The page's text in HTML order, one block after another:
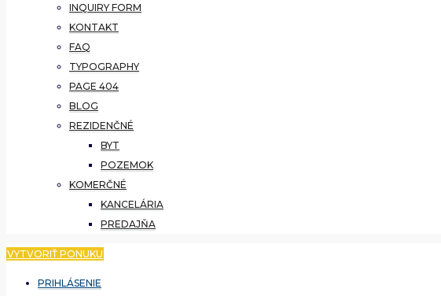
INQUIRY FORM
KONTAKT
FAQ
TYPOGRAPHY
PAGE 404
BLOG
REZIDENČNÉ
BYT
POZEMOK
KOMERČNÉ
KANCELÁRIA
PREDAJŇA
VYTVORIŤ PONUKU
PRIHLÁSENIE